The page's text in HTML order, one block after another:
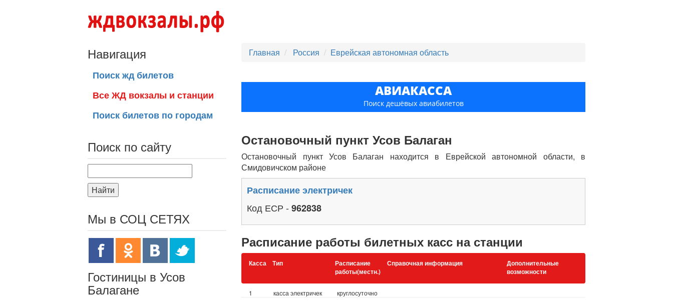
Главная Россия Еврейская автономная область
АВИАКАССА
Поиск дешёвых авиабилетов
Остановочный пункт Усов Балаган
Остановочный пункт Усов Балаган находится в Еврейской автономной области, в
Смидовичском районе
Расписание электричек
Код ЕСР -962838
Расписание работы билетных касс на станции
Касса Тип
Расписание
работы(местн.)
Справочная информация
Дополнительные
возможности
1 касса электричек круглосуточно
Навигация
Поиск жд билетов
Все ЖД вокзалы и станции
Поиск билетов по городам
Поиск по сайту
Найти
Мы в СОЦ СЕТЯХ
Гостиницы в Усов
Балагане